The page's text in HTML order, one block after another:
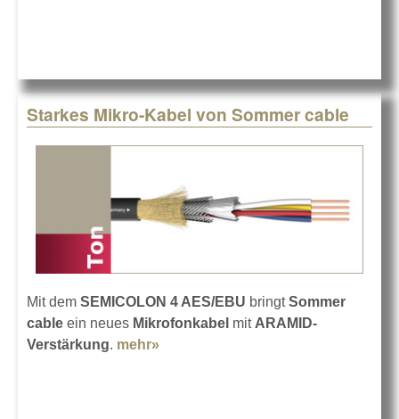
Starkes Mikro-Kabel von Sommer cable
Mit dem SEMICOLON 4 AES/EBU bringtSommer
cable ein neues Mikrofonkabel mit ARAMID-
Verstärkung. mehr»